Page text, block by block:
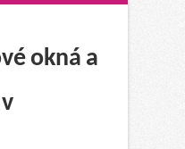
okná a